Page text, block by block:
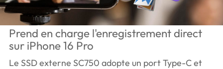
Prend en charge l'enregistrement direct
sur iPhone 16 Pro
Le SSD externe SC750 adopte un port Type-C et